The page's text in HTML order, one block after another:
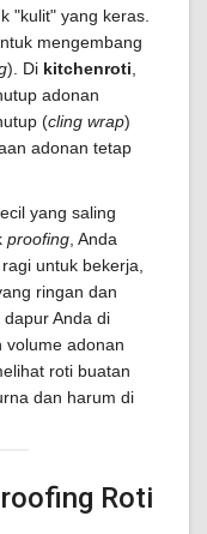
"kulit" yang keras.
mengembang
). Di kitchenroti
adonan
(cling wrap)
adonan tetap
yang saling
proofing , Anda
untuk bekerja,
ringan dan
Anda di
volume adonan
roti buatan
dan harum di
Roti